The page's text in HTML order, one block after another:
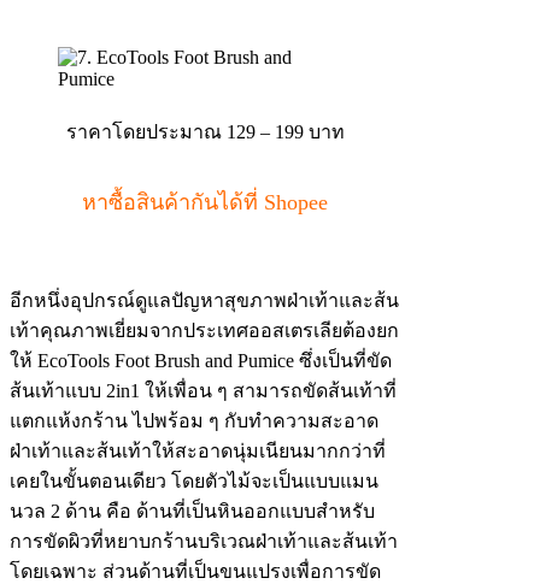
ราคาโดยประมาณ 129 – 199 บาท
หาซื้อสินค้ากันได้ที่ Shopee
อีกหนึ่งอุปกรณ์ดูแลปัญหาสุขภาพฝ่าเท้าและส้น
เท้าคุณภาพเยี่ยมจากประเทศออสเตรเลียต้องยก
ให้ EcoTools Foot Brush and Pumice ซึ่งเป็นที่ขัด
ส้นเท้าแบบ 2in1 ให้เพื่อน ๆ สามารถขัดส้นเท้าที่
แตกแห้งกร้าน ไปพร้อม ๆ กับทำความสะอาด
ฝ่าเท้าและส้นเท้าให้สะอาดนุ่มเนียนมากกว่าที่
เคยในขั้นตอนเดียว โดยตัวไม้จะเป็นแบบแมน
นวล 2 ด้าน คือ ด้านที่เป็นหินออกแบบสำหรับ
การขัดผิวที่หยาบกร้านบริเวณฝ่าเท้าและส้นเท้า
โดยเฉพาะ ส่วนด้านที่เป็นขนแปรงเพื่อการขัด